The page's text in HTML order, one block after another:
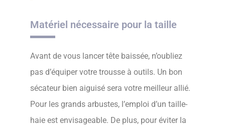
Matériel nécessaire pour la taille
Avant de vous lancer tête baissée, n’oubliez
pas d’équiper votre trousse à outils. Un bon
sécateur bien aiguisé sera votre meilleur allié.
Pour les grands arbustes, l’emploi d’un taille-
haie est envisageable. De plus, pour éviter la